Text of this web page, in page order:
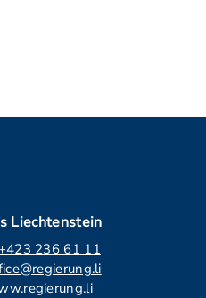
Liechtenstein
236 61 11